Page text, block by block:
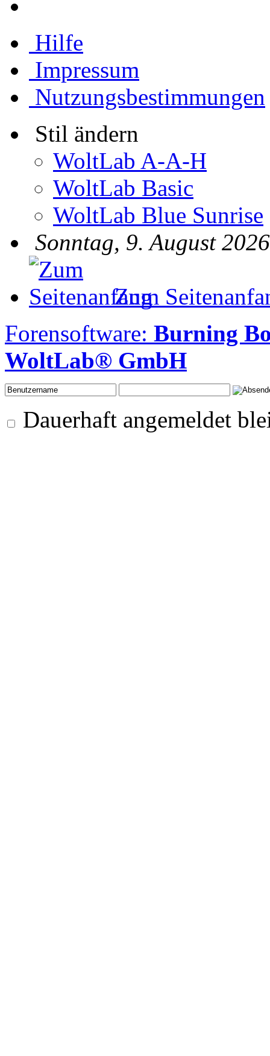
Hilfe
Impressum
Nutzungsbestimmungen
Stil ändern
WoltLab A-A-H
WoltLab Basic
WoltLab Blue Sunrise
Sonntag, 9. August
Zum
Forensoftware: Burning
WoltLab® GmbH
Dauerhaft angemeldet